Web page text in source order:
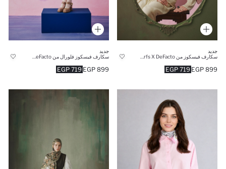
جديد
719 EGP 899 EGP
جديد
719 EGP 899 EGP